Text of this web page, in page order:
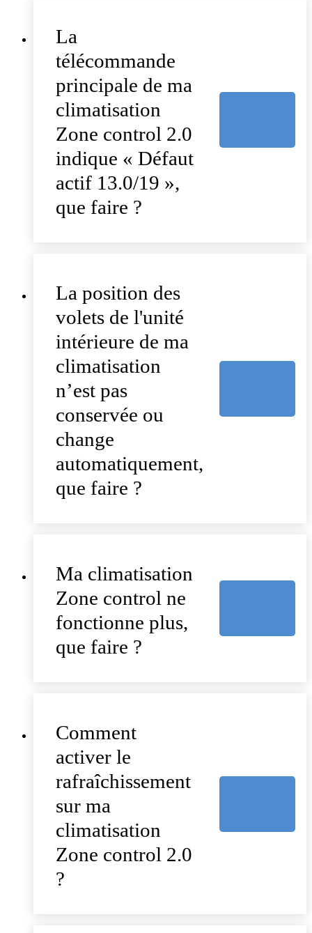
La
télécommande
principale de ma
climatisation
Zone control 2.0
indique « Défaut
actif 13.0/19 »,
que faire ?
La position des
volets de l'unité
intérieure de ma
climatisation
n’est pas
conservée ou
change
automatiquement,
que faire ?
Ma climatisation
Zone control ne
fonctionne plus,
que faire ?
Comment
activer le
rafraîchissement
sur ma
climatisation
Zone control 2.0
?